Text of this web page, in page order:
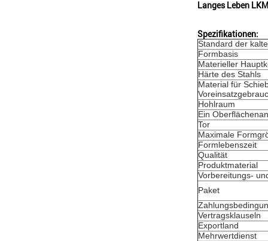
Langes Leben
Spezifikationen:
Standard der
Formbasis
Materieller
Härte des Stahls
Material für
Hohlraum
Ein
Tor
Maximale
Formlebenszeit
Qualität
Produktmaterial
Vorbereitungs-
Paket
Vertragsklauseln
Exportland
Mehrwertdienst